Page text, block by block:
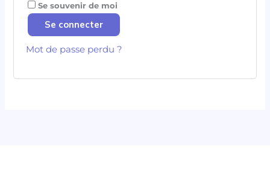
Se souvenir de moi
Se connecter
Mot de passe perdu ?